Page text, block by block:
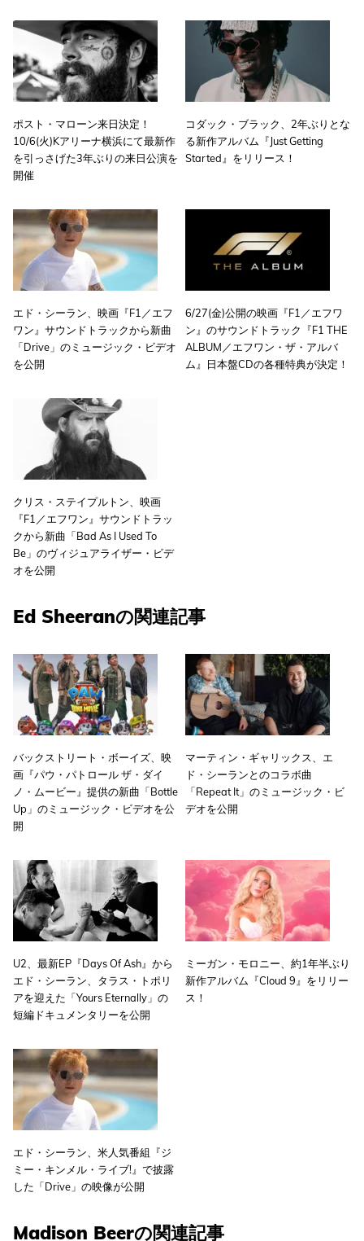
ポスト・マローン来日決定！
10/6(火)Kアリーナ横浜にて最新作
を引っさげた3年ぶりの来日公演を
開催
コダック・ブラック、2年ぶりとな
る新作アルバム『Just Getting
Started』をリリース！
エド・シーラン、映画『F1／エフ
ワン』サウンドトラックから新曲
「Drive」のミュージック・ビデオ
を公開
6/27(金)公開の映画『F1／エフワ
ン』のサウンドトラック『F1 THE
ALBUM／エフワン・ザ・アルバ
ム』日本盤CDの各種特典が決定！
クリス・ステイプルトン、映画
『F1／エフワン』サウンドトラッ
クから新曲「Bad As I Used To
Be」のヴィジュアライザー・ビデ
オを公開
Ed Sheeranの関連記事
バックストリート・ボーイズ、映
画『パウ・パトロール ザ・ダイ
ノ・ムービー』提供の新曲「Bottle
Up」のミュージック・ビデオを公
開
マーティン・ギャリックス、エ
ド・シーランとのコラボ曲
「Repeat It」のミュージック・ビ
デオを公開
U2、最新EP『Days Of Ash』から
エド・シーラン、タラス・トポリ
アを迎えた「Yours Eternally」の
短編ドキュメンタリーを公開
ミーガン・モロニー、約1年半ぶり
新作アルバム『Cloud 9』をリリー
ス！
エド・シーラン、米人気番組『ジ
ミー・キンメル・ライブ!』で披露
した「Drive」の映像が公開
Madison Beerの関連記事